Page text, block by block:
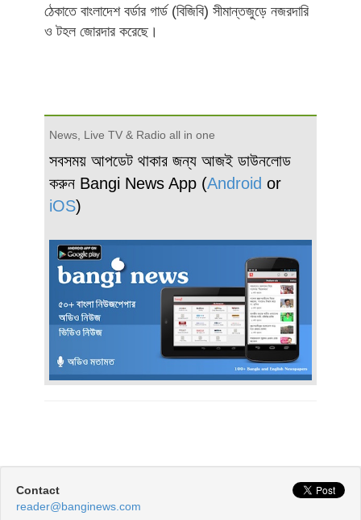
ঠেকাতে বাংলাদেশ বর্ডার গার্ড (বিজিবি) সীমান্তজুড়ে নজরদারি
ও টহল জোরদার করেছে।
News, Live TV & Radio all in one
সবসময় আপডেট থাকার জন্য আজই ডাউনলোড
করুন Bangi News App (Android or
iOS)
Contact
reader@banginews.com